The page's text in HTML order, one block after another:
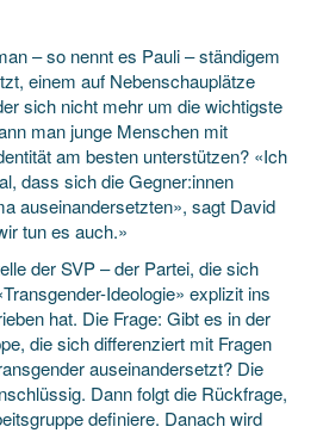
– so nennt es Pauli – ständigem
einem auf Nebenschauplätze
sich nicht mehr um die wichtigste
man junge Menschen mit
am besten unterstützen? «Ich
dass sich die Gegner:innen
auseinandersetzten», sagt David
tun es auch.»
der SVP – der Partei, die sich
Ideologie» explizit ins
hat. Die Frage: Gibt es in der
die sich differenziert mit Fragen
auseinandersetzt? Die
Dann folgt die Rückfrage,
definiere. Danach wird